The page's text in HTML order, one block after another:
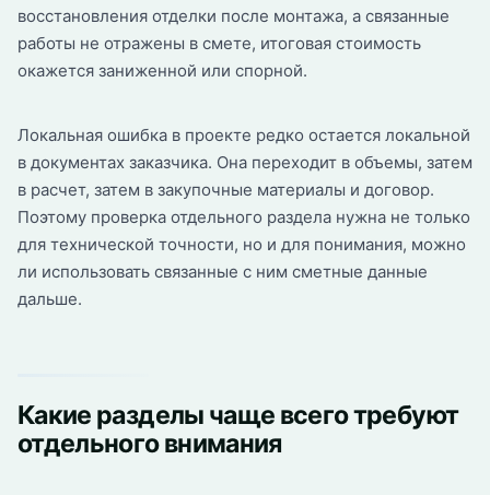
восстановления отделки после монтажа, а связанные
работы не отражены в смете, итоговая стоимость
окажется заниженной или спорной.
Локальная ошибка в проекте редко остается локальной
в документах заказчика. Она переходит в объемы, затем
в расчет, затем в закупочные материалы и договор.
Поэтому проверка отдельного раздела нужна не только
для технической точности, но и для понимания, можно
ли использовать связанные с ним сметные данные
дальше.
Какие разделы чаще всего требуют
отдельного внимания